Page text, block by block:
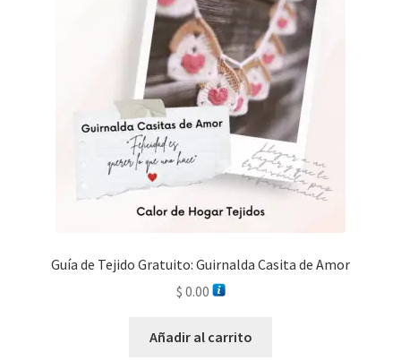
Guía de Tejido Gratuito: Guirnalda Casita de Amor
$ 0.00
Añadir al carrito